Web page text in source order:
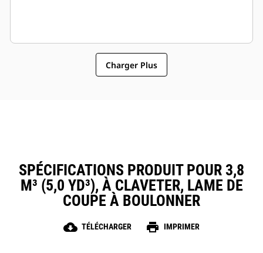
Charger Plus
SPÉCIFICATIONS PRODUIT POUR 3,8
M³ (5,0 YD³), À CLAVETER, LAME DE
COUPE À BOULONNER
cloud_download TÉLÉCHARGER print IMPRIMER